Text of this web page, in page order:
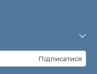
Підписатися